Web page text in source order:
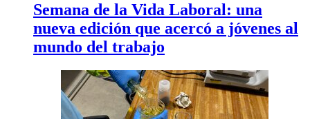
Semana de la Vida Laboral: una
nueva edición que acercó a jóvenes al
mundo del trabajo